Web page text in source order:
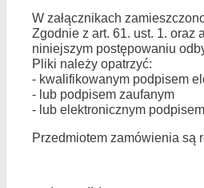
W załącznikach
Zgodnie z art. 61. ust. 1. oraz
niniejszym postępowaniu
Pliki należy opatrzyć:
- kwalifikowanym podpisem
- lub podpisem zaufanym
- lub elektronicznym
Przedmiotem zamówienia są